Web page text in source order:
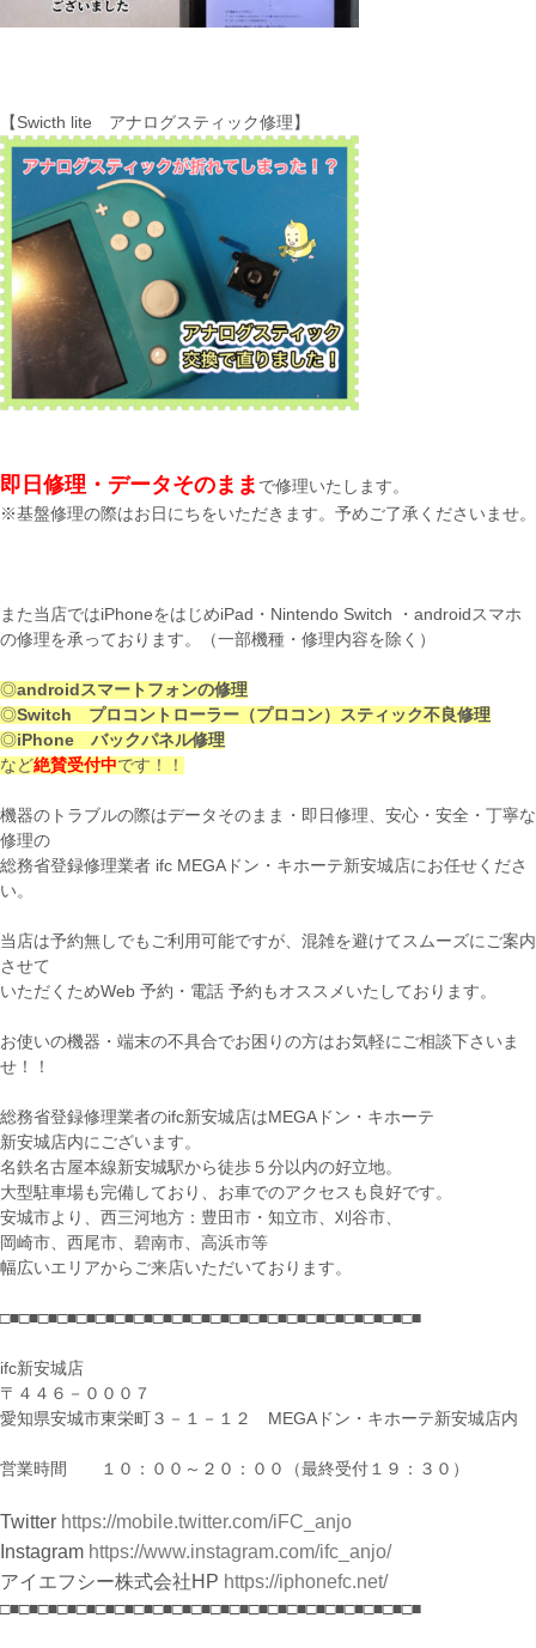
【Swicth lite アナログスティック修理】
即日修理・データそのまま で修理いたします。
※基盤修理の際はお日にちをいただきます。予めご了承くださいませ。
また当店ではiPhoneをはじめiPad・Nintendo Switch ・androidスマホ
の修理を承っております。（一部機種・修理内容を除く）
◎androidスマートフォンの修理
◎Switch プロコントローラー（プロコン）スティック不良修理
◎iPhone バックパネル修理
など絶賛受付中です！！
機器のトラブルの際はデータそのまま・即日修理、安心・安全・丁寧な
修理の
総務省登録修理業者 ifc MEGAドン・キホーテ新安城店にお任せくださ
い。
当店は予約無しでもご利用可能ですが、混雑を避けてスムーズにご案内
させて
いただくためWeb 予約・電話 予約もオススメいたしております。
お使いの機器・端末の不具合でお困りの方はお気軽にご相談下さいま
せ！！
総務省登録修理業者のifc新安城店はMEGAドン・キホーテ
新安城店内にございます。
名鉄名古屋本線新安城駅から徒歩５分以内の好立地。
大型駐車場も完備しており、お車でのアクセスも良好です。
安城市より、西三河地方：豊田市・知立市、刈谷市、
岡崎市、西尾市、碧南市、高浜市等
幅広いエリアからご来店いただいております。
□■□■□■□■□■□■□■□■□■□■□■□■□■□■□■□■□■□■□■□■□■□■
ifc新安城店
〒４４６－０００７
愛知県安城市東栄町３－１－１２ MEGAドン・キホーテ新安城店内
営業時間 １０：００～２０：００（最終受付１９：３０）
Twitter https://mobile.twitter.com/iFC_anjo
Instagram https://www.instagram.com/ifc_anjo/
アイエフシー株式会社HP https://iphonefc.net/
□■□■□■□■□■□■□■□■□■□■□■□■□■□■□■□■□■□■□■□■□■□■